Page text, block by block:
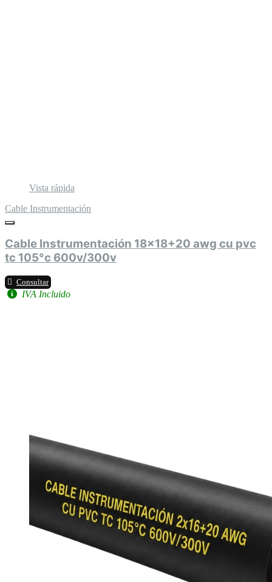
Vista rápida
Cable Instrumentación
Cable Instrumentación 18x18+20 awg cu pvc
tc 105°c 600v/300v
Consultar
IVA Incluido